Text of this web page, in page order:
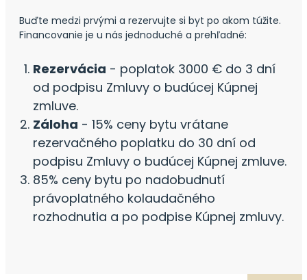
Buďte medzi prvými a rezervujte si byt po akom túžite.
Financovanie je u nás jednoduché a prehľadné:
Rezervácia - poplatok 3000 € do 3 dní
od podpisu Zmluvy o budúcej Kúpnej
zmluve.
Záloha - 15% ceny bytu vrátane
rezervačného poplatku do 30 dní od
podpisu Zmluvy o budúcej Kúpnej zmluve.
85% ceny bytu po nadobudnutí
právoplatného kolaudačného
rozhodnutia a po podpise Kúpnej zmluvy.